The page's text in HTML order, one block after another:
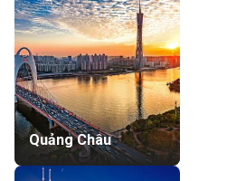
Quảng Châu